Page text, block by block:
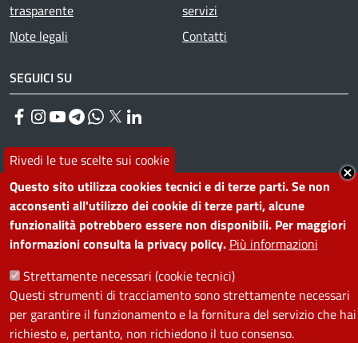
Rivedi le tue scelte sui cookie
Questo sito utilizza cookies tecnici e di terze parti. Se non
acconsenti all'utilizzo dei cookie di terze parti, alcune
funzionalità potrebbero essere non disponibili. Per maggiori
informazioni consulta la privacy policy. Più informazioni
Strettamente necessari (cookie tecnici)
Questi strumenti di tracciamento sono strettamente necessari
per garantire il funzionamento e la fornitura del servizio che hai
richiesto e, pertanto, non richiedono il tuo consenso.
trasparente
Note legali
servizi
Contatti
SEGUICI SU
Facebook
Instagram
YouTube
Telegram
WhatsApp
Twitter
PRIVACY
Useful links section
La Privacy nel Comune
PRIVACY